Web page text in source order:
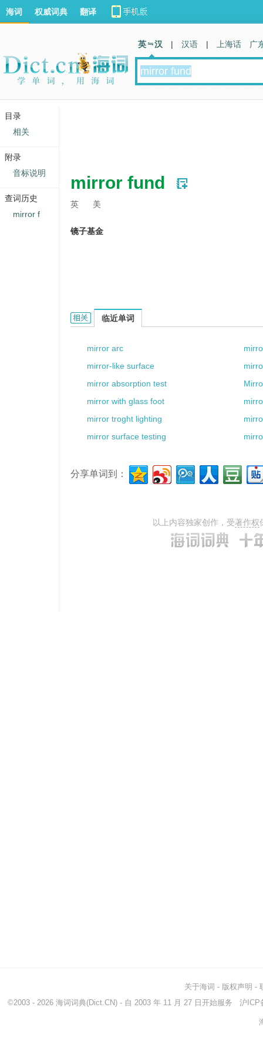
mirror fund
英 美
镜子基金
mirror fund的相关资料：
临近单词
mirror arc
mirror-like surface
mirror absorption test
mirror with glass foot
mirror troght lighting
mirror surface testing
分享单词到：
以上内容独家创作，受著作权
海词 权威词典 翻译
英 汉 | 汉语 | 上海话 广
关于海词 - 版权声明 -
©2003 - 2026 海词词典(Dict.CN) - 自 2003 年 11 月 27 日开始服务 沪ICP
目录
相关
附录
音标说明
查词历史
mirror f